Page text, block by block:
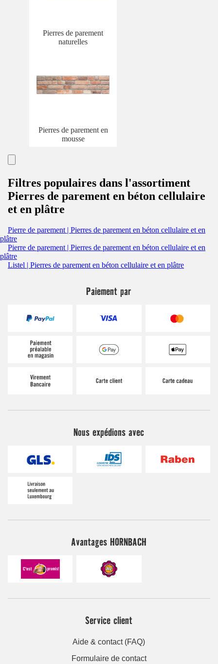
Pierres de parement
naturelles
Pierres de parement en
mousse
Filtres populaires dans l'assortiment
Pierres de parement en béton cellulaire
et en plâtre
Pierre de parement | Pierres de parement en béton cellulaire et en
plâtre
Pierre de parement | Pierres de parement en béton cellulaire et en
plâtre
Listel | Pierres de parement en béton cellulaire et en plâtre
Paiement par
Nous expédions avec
Avantages HORNBACH
Service client
Aide & contact (FAQ)
Formulaire de contact